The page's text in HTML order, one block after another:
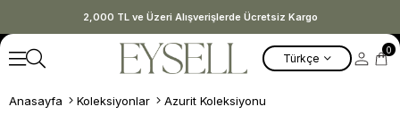
2,000 TL ve Üzeri Alışverişlerde Ücretsiz Kargo
Türkçe
0
Anasayfa Koleksiyonlar Azurit Koleksiyonu